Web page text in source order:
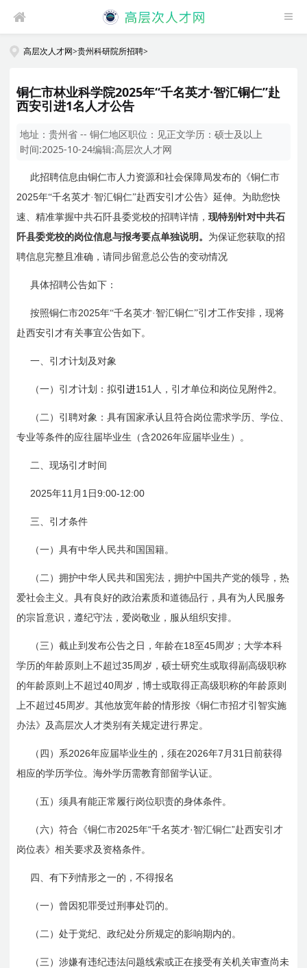
高层次人才网>贵州科研院所招聘>
铜仁市林业科学院2025年“千名英才·智汇铜仁”赴
西安引进1名人才公告
地址：贵州省 -- 铜仁地区职位： 见正文学历：硕士及以上
时间:2025-10-24编辑:高层次人才网
此招聘信息由铜仁市人力资源和社会保障局发布的《铜仁市
2025年“千名英才·智汇铜仁”赴西安引才公告》延伸。为助您快
速、精准掌握中共石阡县委党校的招聘详情，现特别针对中共石
阡县委党校的岗位信息与报考要点单独说明。 为保证您获取的招
聘信息完整且准确，请同步留意总公告的变动情况
具体招聘公告如下：
按照铜仁市2025年“千名英才·智汇铜仁”引才工作安排，现将
赴西安引才有关事宜公告如下。
一、引才计划及对象
（一）引才计划：拟引进151 人，引才单位和岗位见附件2 。
（二）引聘对象：具有国家承认且符合岗位需求学历、学位、
专业等条件的应往届毕业生（含2026年应届毕业生）。
二、现场引才时间
2025年11 月 1 日9:00-12:00
三、引才条件
（一）具有中华人民共和国国籍。
（二）拥护中华人民共和国宪法，拥护中国共产党的领导，热
爱社会主义。具有良好的政治素质和道德品行，具有为人民服务
的宗旨意识，遵纪守法，爱岗敬业，服从组织安排。
（三）截止到发布公告之日，年龄在18至45周岁；大学本科
学历的年龄原则上不超过35周岁，硕士研究生或取得副高级职称
的年龄原则上不超过40周岁，博士或取得正高级职称的年龄原则
上不超过45周岁。其他放宽年龄的情形按《铜仁市招才引智实施
办法》及高层次人才类别有关规定进行界定。
（四）系2026年应届毕业生的，须在2026年7 月31 日前获得
相应的学历学位。海外学历需教育部留学认证。
（五）须具有能正常履行岗位职责的身体条件。
（六）符合《铜仁市2025年“千名英才· 智汇铜仁”赴西安引才
岗位表》相关要求及资格条件。
四、有下列情形之一的，不得报名
（一）曾因犯罪受过刑事处罚的。
（二）处于党纪、政纪处分所规定的影响期内的。
（三）涉嫌有违纪违法问题线索或正在接受有关机关审查尚未